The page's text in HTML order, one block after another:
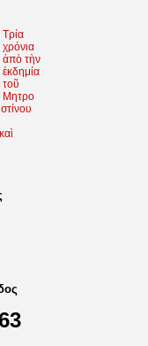
Τρία
χρόνια
ἀπὸ τὴν
ἐκδημία
τοῦ
Μητρο